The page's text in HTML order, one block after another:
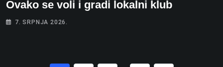
Ovako se voli i gradi lokalni klub
7. SRPNJA 2026.